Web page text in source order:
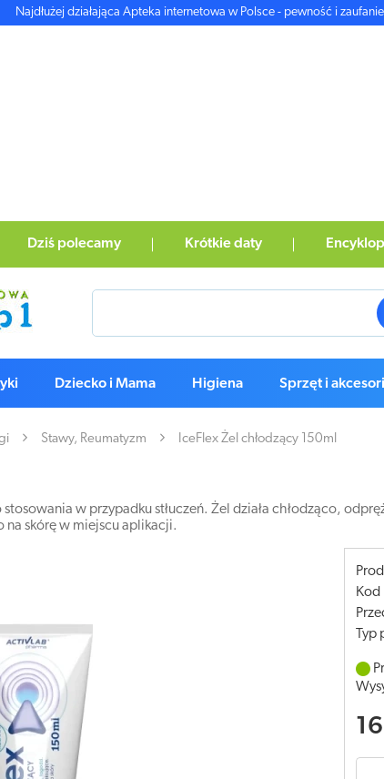
Najdłużej działająca Apteka internetowa w Polsce - pewność i
Dziś polecamy Krótkie daty
Dziecko i Mama Higiena Sprzęt i
Stawy, Reumatyzm IceFlex Żel chłodzący 150ml
w przypadku stłuczeń. Żel działa chłodząco,
skórę w miejscu aplikacji.
Kod